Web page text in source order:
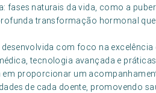
fases naturais da vida, como a
transformação hormonal
com foco na
tecnologia avançada e
proporcionar um
de cada doente, promovendo